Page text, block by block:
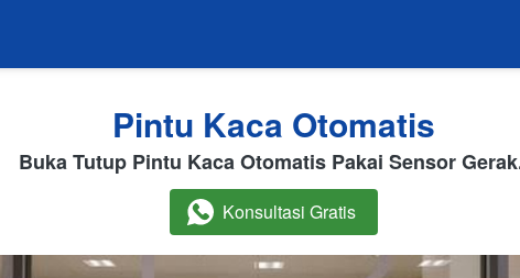
Pintu Kaca Otomatis
Buka Tutup Pintu Kaca Otomatis Pakai Sensor
` Konsultasi Gratis